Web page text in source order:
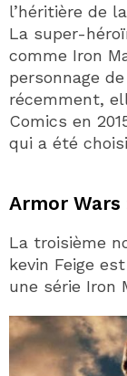
l’héritière de
La super-
comme Iron
personnage
récemment,
Comics en
qui a été
Armor Wars
La troisième
kevin Feige
une série Iron